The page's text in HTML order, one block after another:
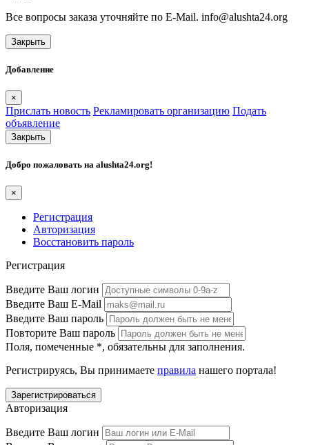
Все вопросы заказа уточняйте по E-Mail. info@alushta24.org
Закрыть
Добавление
×
Прислать новость Рекламировать организацию Подать
объявление
Закрыть
Добро пожаловать на alushta24.org!
×
Регистрация
Авторизация
Восстановить пароль
Регистрация
Введите Ваш логин
Введите Ваш E-Mail
Введите Ваш пароль
Повторите Ваш пароль
Поля, помеченные *, обязательны для заполнения.
Регистрируясь, Вы принимаете правила нашего портала!
Авторизация
Введите Ваш логин